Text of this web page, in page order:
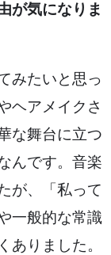
が気になりま
みたいと思っ
ヘアメイクさ
な舞台に立つ
んです。音楽
が、「私って
一般的な常識
ありました。